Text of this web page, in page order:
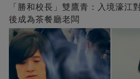
「勝和校長」雙鷹青：入境濠江
後成為茶餐廳老闆